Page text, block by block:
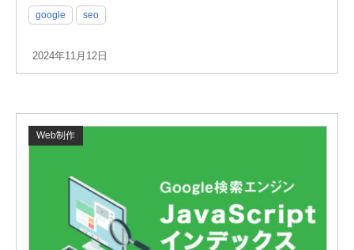
google seo
2024年11月12日
Web制作